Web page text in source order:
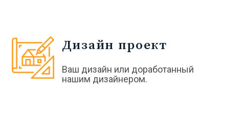
Дизайн проект
Ваш дизайн или доработанный
нашим дизайнером.